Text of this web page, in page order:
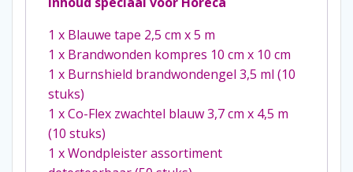
1 x Blauwe tape 2,5 cm x 5 m
1 x Brandwonden kompres 10 cm x 10 cm
1 x Burnshield brandwondengel 3,5 ml (10
stuks)
1 x Co-Flex zwachtel blauw 3,7 cm x 4,5 m
(10 stuks)
1 x Wondpleister assortiment